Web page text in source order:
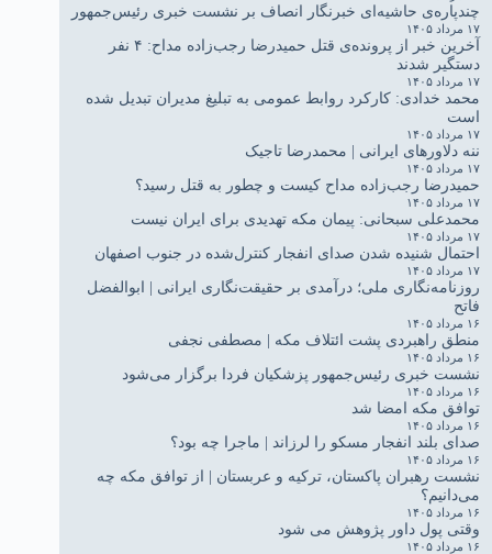
چندپاره‌ی حاشیه‌ای خبرنگار انصاف بر نشست خبری رئیس‌جمهور
۱۷ مرداد ۱۴۰۵
آخرین خبر از پرونده‌ی قتل حمیدرضا رجب‌زاده مداح: ۴ نفر
دستگیر شدند
۱۷ مرداد ۱۴۰۵
محمد خدادی: کارکرد روابط عمومی به تبلیغ مدیران تبدیل شده
است
۱۷ مرداد ۱۴۰۵
ننه دلاورهای ایرانی | محمدرضا تاجیک
۱۷ مرداد ۱۴۰۵
حمیدرضا رجب‌زاده مداح کیست و چطور به قتل رسید؟
۱۷ مرداد ۱۴۰۵
محمدعلی سبحانی: پیمان مکه تهدیدی برای ایران نیست
۱۷ مرداد ۱۴۰۵
احتمال شنیده شدن صدای انفجار کنترل‌شده در جنوب اصفهان
۱۷ مرداد ۱۴۰۵
روزنامه‌نگاری ملی؛ درآمدی بر حقیقت‌نگاری ایرانی | ابوالفضل
فاتح
۱۶ مرداد ۱۴۰۵
منطق راهبردی پشت ائتلاف مکه | مصطفی نجفی
۱۶ مرداد ۱۴۰۵
نشست خبری رئیس‌جمهور پزشکیان فردا برگزار می‌شود
۱۶ مرداد ۱۴۰۵
توافق مکه امضا شد
۱۶ مرداد ۱۴۰۵
صدای بلند انفجار مسکو را لرزاند | ماجرا چه بود؟
۱۶ مرداد ۱۴۰۵
نشست رهبران پاکستان، ترکیه و عربستان | از توافق مکه چه
می‌دانیم؟
۱۶ مرداد ۱۴۰۵
وقتی پول داور پژوهش می شود
۱۶ مرداد ۱۴۰۵